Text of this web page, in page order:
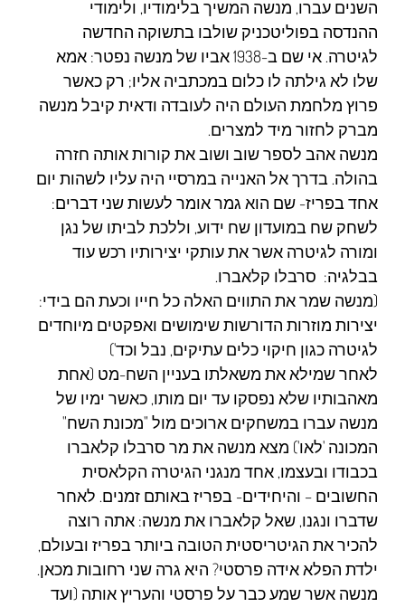
השנים עברו, מנשה המשיך בלימודיו, ולימודי
ההנדסה בפוליטכניק שולבו בתשוקה החדשה
לגיטרה. אי שם ב-1938 אביו של מנשה נפטר: אמא
שלו לא גילתה לו כלום במכתביה אליו; רק כאשר
פרוץ מלחמת העולם היה לעובדה ודאית קיבל מנשה
מברק לחזור מיד למצרים.
מנשה אהב לספר שוב ושוב את קורות אותה חזרה
בהולה. בדרך אל האנייה במרסיי היה עליו לשהות יום
אחד בפריז- שם הוא גמר אומר לעשות שני דברים:
לשחק שח במועדון שח ידוע, וללכת לביתו של נגן
ומורה לגיטרה אשר את עותקי יצירותיו רכש עוד
בבלגיה: סרבלו קלאברו.
(מנשה שמר את התווים האלה כל חייו וכעת הם בידי:
יצירות מוזרות הדורשות שימושים ואפקטים מיוחדים
לגיטרה כגון חיקוי כלים עתיקים, נבל וכד')
לאחר שמילא את משאלתו בעניין השח-מט (אחת
מאהבותיו שלא נפסקו עד יום מותו, כאשר ימיו של
מנשה עברו במשחקים ארוכים מול "מכונת השח"
המכונה 'לאו') מצא מנשה את מר סרבלו קלאברו
בכבודו ובעצמו, אחד מנגני הגיטרה הקלאסית
החשובים – והיחידים- בפריז באותם זמנים. לאחר
שדברו ונגנו, שאל קלאברו את מנשה: אתה רוצה
להכיר את הגיטריסטית הטובה ביותר בפריז ובעולם,
ילדת הפלא אידה פרסטי? היא גרה שני רחובות מכאן.
מנשה אשר שמע כבר על פרסטי והעריץ אותה (ועד